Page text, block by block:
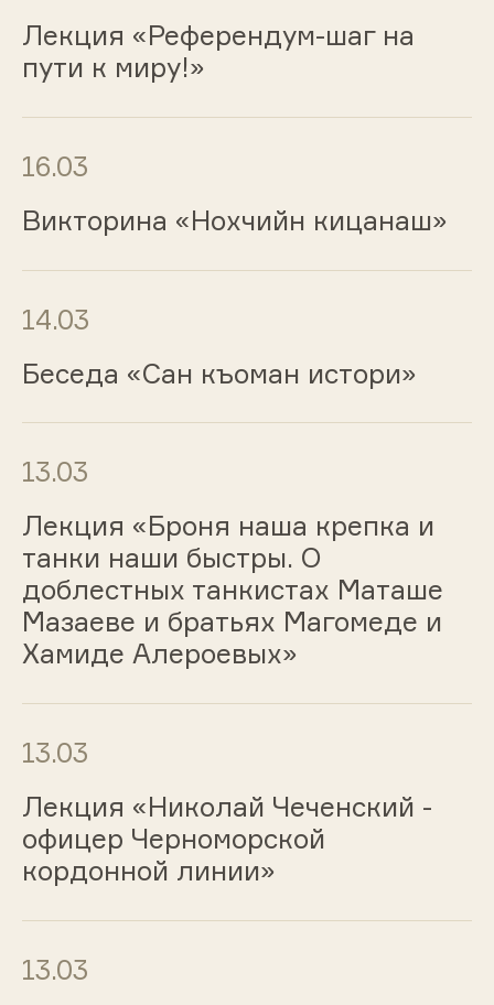
Лекция «Референдум-шаг на
пути к миру!»
16.03
Викторина «Нохчийн кицанаш»
14.03
Беседа «Сан къоман истори»
13.03
Лекция «Броня наша крепка и
танки наши быстры. О
доблестных танкистах Маташе
Мазаеве и братьях Магомеде и
Хамиде Алероевых»
13.03
Лекция «Николай Чеченский -
офицер Черноморской
кордонной линии»
13.03